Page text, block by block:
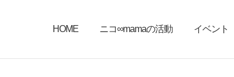
HOME ニコ∞mamaの活動 イベント